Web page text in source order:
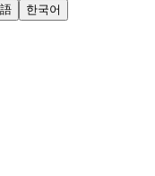
한국어